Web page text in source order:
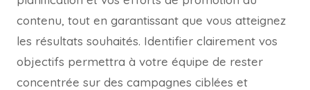
contenu, tout en garantissant que vous atteignez
les résultats souhaités. Identifier clairement vos
objectifs permettra à votre équipe de rester
concentrée sur des campagnes ciblées et